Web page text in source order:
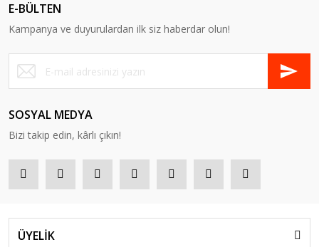
E-BÜLTEN
Kampanya ve duyurulardan ilk siz haberdar olun!
SOSYAL MEDYA
Bizi takip edin, kârlı çıkın!
ÜYELİK